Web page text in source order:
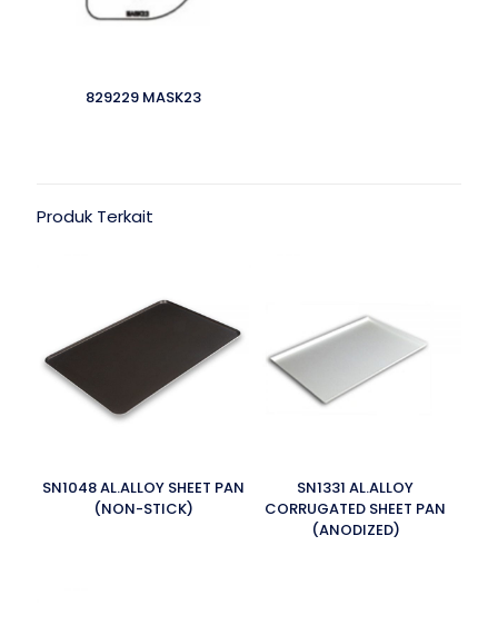
829229 MASK23
Produk Terkait
SN1048 AL.ALLOY SHEET PAN
(NON-STICK)
SN1331 AL.ALLOY
CORRUGATED SHEET PAN
(ANODIZED)